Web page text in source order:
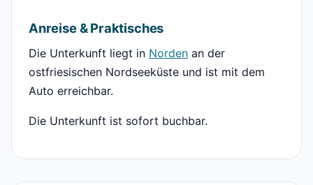
Anreise & Praktisches
Die Unterkunft liegt in Norden an der
ostfriesischen Nordseeküste und ist mit dem
Auto erreichbar.
Die Unterkunft ist sofort buchbar.